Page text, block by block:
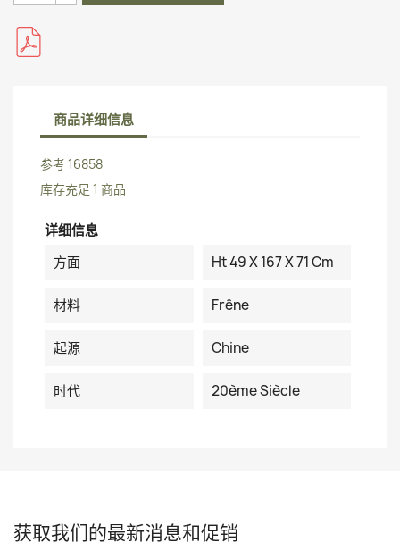
商品详细信息
参考 16858
库存充足 1 商品
详细信息
方面
Ht 49 X 167 X 71 Cm
材料 Frêne
起源 Chine
时代 20ème Siècle
获取我们的最新消息和促销